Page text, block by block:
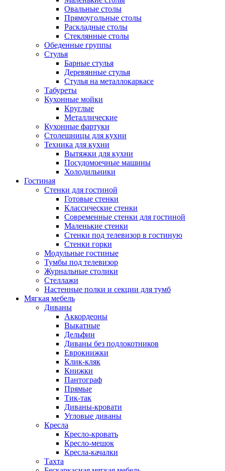
Овальные столы
Прямоугольные столы
Раскладные столы
Стеклянные столы
Обеденные группы
Стулья
Барные стулья
Деревянные стулья
Стулья на металлокаркасе
Табуреты
Кухонные мойки
Круглые
Металлические
Кухонные фартуки
Столешницы для кухни
Техника для кухни
Вытяжки для кухни
Посудомоечные машины
Холодильники
Гостиная
Стенки для гостиной
Готовые стенки
Классические стенки
Современные стенки для гостиной
Маленькие стенки
Стенки под телевизор в гостиную
Стенки горки
Модульные гостиные
Тумбы под телевизор
Журнальные столики
Стеллажи
Настенные полки и секции для тумб
Мягкая мебель
Диваны
Аккордеоны
Выкатные
Дельфин
Диваны без подлокотников
Еврокнижки
Клик-кляк
Книжки
Пантограф
Прямые
Тик-так
Диваны-кровати
Угловые диваны
Кресла
Кресло-кровать
Кресло-мешок
Кресла-качалки
Тахта